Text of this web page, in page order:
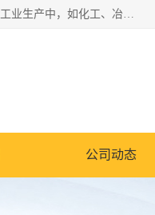
冷却塔广泛应用于工业、电力行业、空调系统等领域。在电力行业中，用于冷却发电机组的循环水；在工业生产中，如化工、冶金等行业，可降低生产过程中产生的热量；在空调系统中，为空调设备提供冷却水源
公司动态